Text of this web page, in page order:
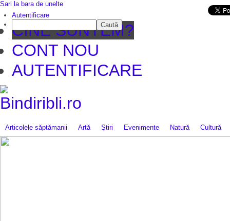
CINE SUNTEM?
CONT NOU
AUTENTIFICARE
Articolele săptămanii Artă Ştiri Evenimente Natură Cultură
Sari la bara de unelte
Autentificare
Caută